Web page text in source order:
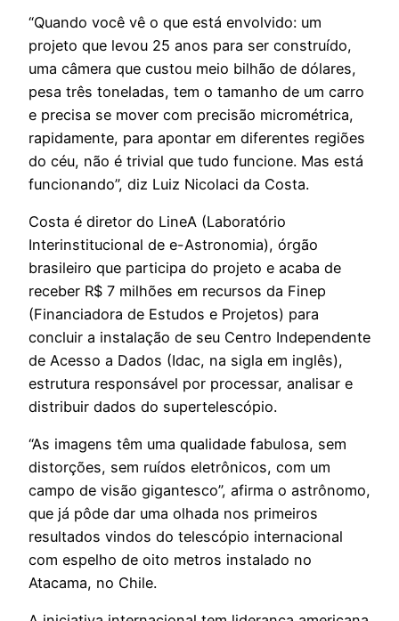
“Quando você vê o que está envolvido: um
projeto que levou 25 anos para ser construído,
uma câmera que custou meio bilhão de dólares,
pesa três toneladas, tem o tamanho de um carro
e precisa se mover com precisão micrométrica,
rapidamente, para apontar em diferentes regiões
do céu, não é trivial que tudo funcione. Mas está
funcionando”, diz Luiz Nicolaci da Costa.
Costa é diretor do LineA (Laboratório
Interinstitucional de e-Astronomia), órgão
brasileiro que participa do projeto e acaba de
receber R$ 7 milhões em recursos da Finep
(Financiadora de Estudos e Projetos) para
concluir a instalação de seu Centro Independente
de Acesso a Dados (Idac, na sigla em inglês),
estrutura responsável por processar, analisar e
distribuir dados do supertelescópio.
“As imagens têm uma qualidade fabulosa, sem
distorções, sem ruídos eletrônicos, com um
campo de visão gigantesco”, afirma o astrônomo,
que já pôde dar uma olhada nos primeiros
resultados vindos do telescópio internacional
com espelho de oito metros instalado no
Atacama, no Chile.